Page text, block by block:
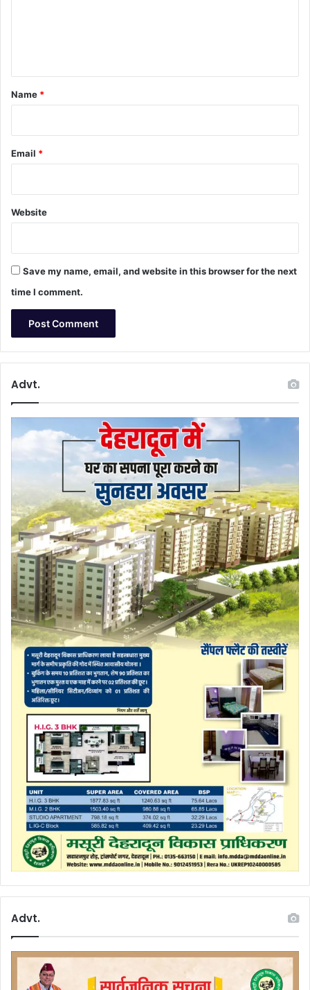
*
Name *
Email *
Website
Save my name, email, and website in this browser for the next
time I comment.
Advt.
Advt.